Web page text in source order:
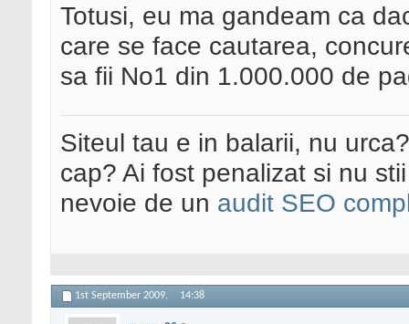
Totusi, eu ma gandeam ca
care se face cautarea,
sa fii No1 din 1.000.000 de
Siteul tau e in balarii, nu
cap? Ai fost penalizat si nu
nevoie de un audit SEO
1st September 2009, 14:38